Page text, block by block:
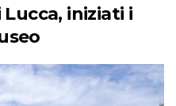
iniziati i